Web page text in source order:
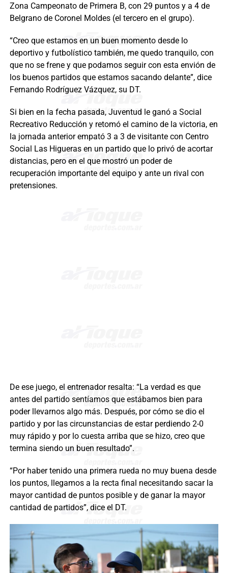
Zona Campeonato de Primera B, con 29 puntos y a 4 de
Belgrano de Coronel Moldes (el tercero en el grupo).
“Creo que estamos en un buen momento desde lo
deportivo y futbolístico también, me quedo tranquilo, con
que no se frene y que podamos seguir con esta envión de
los buenos partidos que estamos sacando delante”, dice
Fernando Rodríguez Vázquez, su DT.
Si bien en la fecha pasada, Juventud le ganó a Social
Recreativo Reducción y retomó el camino de la victoria, en
la jornada anterior empató 3 a 3 de visitante con Centro
Social Las Higueras en un partido que lo privó de acortar
distancias, pero en el que mostró un poder de
recuperación importante del equipo y ante un rival con
pretensiones.
De ese juego, el entrenador resalta: “La verdad es que
antes del partido sentíamos que estábamos bien para
poder llevarnos algo más. Después, por cómo se dio el
partido y por las circunstancias de estar perdiendo 2-0
muy rápido y por lo cuesta arriba que se hizo, creo que
termina siendo un buen resultado”.
“Por haber tenido una primera rueda no muy buena desde
los puntos, llegamos a la recta final necesitando sacar la
mayor cantidad de puntos posible y de ganar la mayor
cantidad de partidos”, dice el DT.